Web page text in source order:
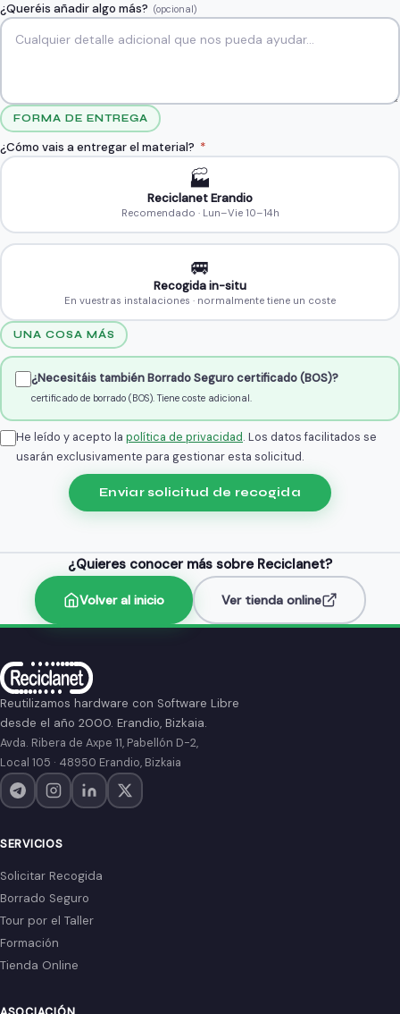
¿Queréis añadir algo más? (opcional)
FORMA DE ENTREGA
¿Cómo vais a entregar el material? *
🏭
Reciclanet Erandio
Recomendado · Lun–Vie 10–14h
🚐
Recogida in-situ
En vuestras instalaciones · normalmente tiene un coste
UNA COSA MÁS
¿Necesitáis también Borrado Seguro certificado (BOS)?
certificado de borrado (BOS). Tiene coste adicional.
He leído y acepto la política de privacidad. Los datos facilitados se
usarán exclusivamente para gestionar esta solicitud.
Enviar solicitud de recogida
¿Quieres conocer más sobre Reciclanet?
Volver al inicio Ver tienda online
Pie de página
Reutilizamos hardware con Software Libre
desde el año 2000. Erandio, Bizkaia.
Avda. Ribera de Axpe 11, Pabellón D-2,
Local 105 · 48950 Erandio, Bizkaia
SERVICIOS
Solicitar Recogida
Borrado Seguro
Tour por el Taller
Formación
Tienda Online